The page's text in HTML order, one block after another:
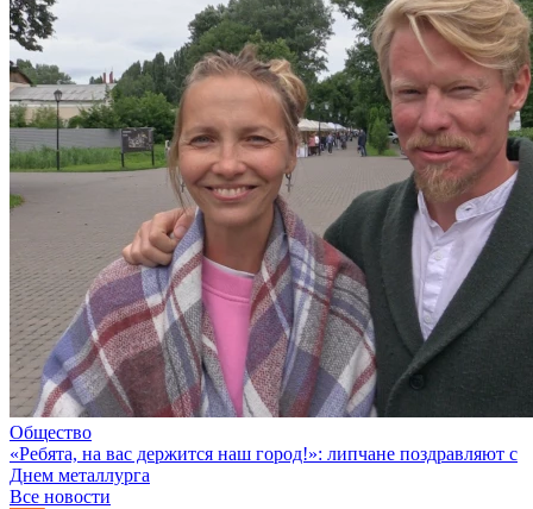
Общество
«Ребята, на вас держится наш город!»: липчане поздравляют с
Днем металлурга
Все новости